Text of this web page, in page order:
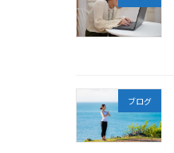
ブログ